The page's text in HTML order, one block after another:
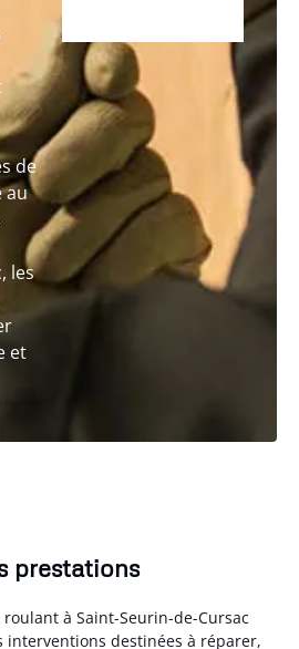
de
au
les
et
prestations
roulant à Saint-Seurin-de-Cursac
destinées à réparer,